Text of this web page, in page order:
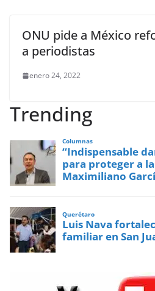
ONU pide a México
a periodistas
enero 24, 2022
Trending